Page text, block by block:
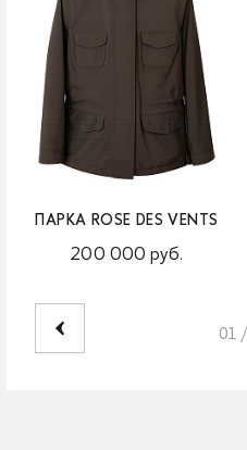
ПАРКА ROSE DES VENTS
200 000 руб.
01 /